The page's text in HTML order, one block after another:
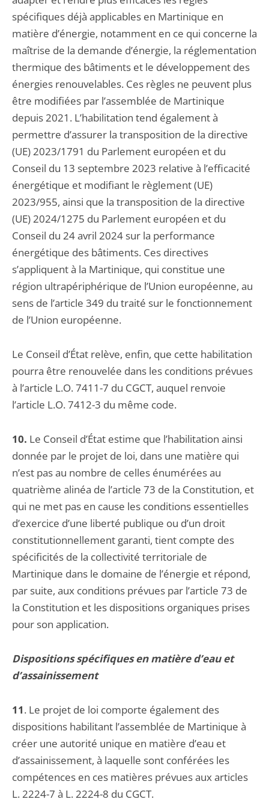
spécifiques déjà applicables en Martinique en
matière d’énergie, notamment en ce qui concerne la
maîtrise de la demande d’énergie, la réglementation
thermique des bâtiments et le développement des
énergies renouvelables. Ces règles ne peuvent plus
être modifiées par l’assemblée de Martinique
depuis 2021. L’habilitation tend également à
permettre d’assurer la transposition de la directive
(UE) 2023/1791 du Parlement européen et du
Conseil du 13 septembre 2023 relative à l’efficacité
énergétique et modifiant le règlement (UE)
2023/955, ainsi que la transposition de la directive
(UE) 2024/1275 du Parlement européen et du
Conseil du 24 avril 2024 sur la performance
énergétique des bâtiments. Ces directives
s’appliquent à la Martinique, qui constitue une
région ultrapériphérique de l’Union européenne, au
sens de l’article 349 du traité sur le fonctionnement
de l’Union européenne.
Le Conseil d’État relève, enfin, que cette habilitation
pourra être renouvelée dans les conditions prévues
à l’article L.O. 7411-7 du CGCT, auquel renvoie
l’article L.O. 7412-3 du même code.
10. Le Conseil d’État estime que l’habilitation ainsi
donnée par le projet de loi, dans une matière qui
n’est pas au nombre de celles énumérées au
quatrième alinéa de l’article 73 de la Constitution, et
qui ne met pas en cause les conditions essentielles
d’exercice d’une liberté publique ou d’un droit
constitutionnellement garanti, tient compte des
spécificités de la collectivité territoriale de
Martinique dans le domaine de l’énergie et répond,
par suite, aux conditions prévues par l’article 73 de
la Constitution et les dispositions organiques prises
pour son application.
Dispositions spécifiques en matière d’eau et
d’assainissement
11. Le projet de loi comporte également des
dispositions habilitant l’assemblée de Martinique à
créer une autorité unique en matière d’eau et
d’assainissement, à laquelle sont conférées les
compétences en ces matières prévues aux articles
L. 2224-7 à L. 2224-8 du CGCT.